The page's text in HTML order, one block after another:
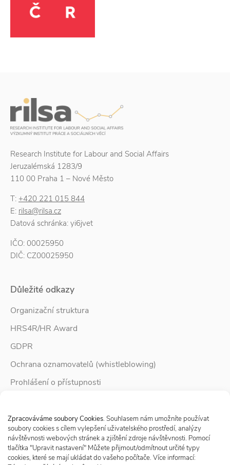
Zpracováváme soubory Cookies. Souhlasem nám umožníte používat
soubory cookies s cílem vylepšení uživatelského prostředí, analýzy
návštěvnosti webových stránek a zjištění zdroje návštěvnosti. Pomocí
tlačítka "Upravit nastavení" Můžete přijmout/odmítnout určité typy
cookies, které se mají ukládat do vašeho počítače. Více informací:
Research Institute for Labour and Social Affairs
Jeruzalémská 1283/9
110 00 Praha 1 – Nové Město
T: +420 221 015 844
E: rilsa@rilsa.cz
Datová schránka: yi6jvet
IČO: 00025950
DIČ: CZ00025950
Důležité odkazy
Organizační struktura
HRS4R/HR Award
GDPR
Ochrana oznamovatelů (whistleblowing)
Prohlášení o přístupnosti
Zpravodaj Rodina
Sledujte nás